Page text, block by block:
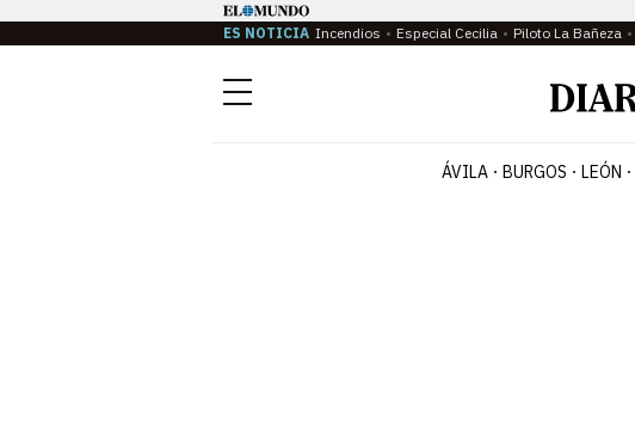
ES NOTICIA Incendios Especial Cecilia Piloto La Bañeza
Menú
ÁVILA BURGOS LEÓN